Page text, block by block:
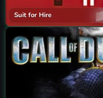
Suit for Hire